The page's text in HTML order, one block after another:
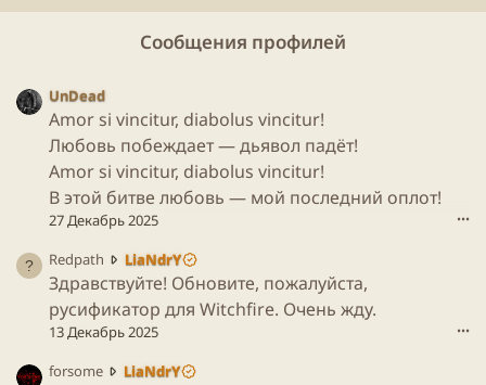
Сообщения профилей
UnDead
Amor si vincitur, diabolus vincitur!
Любовь побеждает — дьявол падёт!
Amor si vincitur, diabolus vincitur!
В этой битве любовь — мой последний оплот!
27 Декабрь 2025 •••
Redpath LiaNdrY
e
d
p
Здравствуйте! Обновите, пожалуйста,
русификатор для Witchfire. Очень жду.
13 Декабрь 2025 •••
forsome LiaNdrY